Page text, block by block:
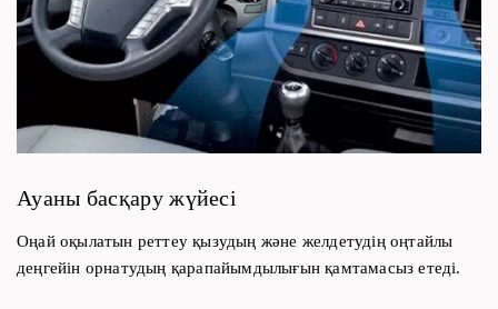
Ауаны басқару жүйесі
Оңай оқылатын реттеу қызудың және желдетудің оңтайлы
деңгейін орнатудың қарапайымдылығын қамтамасыз етеді.